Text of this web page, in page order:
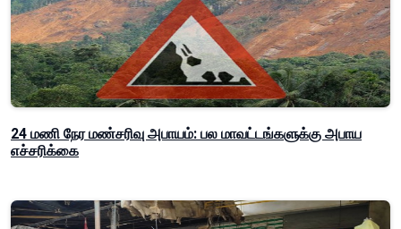
24 மணி நேர மண்சரிவு அபாயம்: பல மாவட்டங்களுக்கு அபாய
எச்சரிக்கை